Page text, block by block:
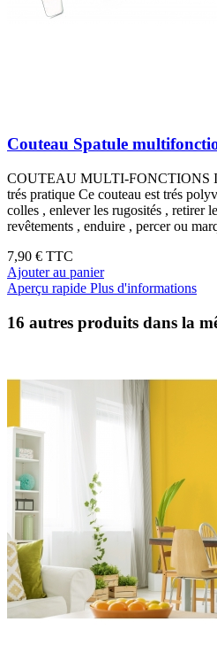
Couteau Spatule
COUTEAU MULTI-FONCTIONS
trés pratique Ce couteau est trés
colles , enlever les rugosités , retirer
revêtements , enduire , percer ou
7,90 € TTC
Ajouter au panier
Aperçu rapide Plus d'informations
16 autres produits dans la